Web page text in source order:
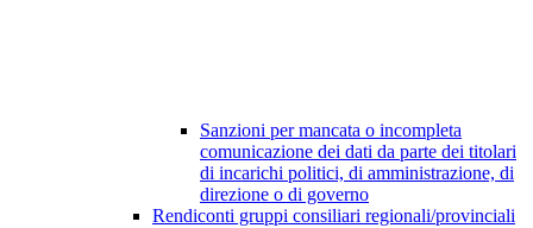
Sanzioni per mancata o incompleta
comunicazione dei dati da parte dei titolari
di incarichi politici, di amministrazione, di
direzione o di governo
Rendiconti gruppi consiliari regionali/provinciali